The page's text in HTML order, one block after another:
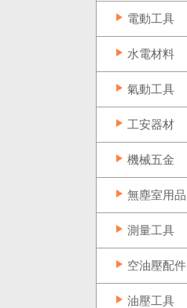
電動工具
水電材料
氣動工具
工安器材
機械五金
無塵室用品
測量工具
空油壓配件
油壓工具